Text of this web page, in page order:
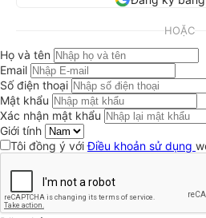
HOẶC
Họ và tên
Email
Số điện thoại
Mật khẩu
Xác nhận mật khẩu
Giới tính
Tôi đồng ý vớiĐiều khoản sử dụng